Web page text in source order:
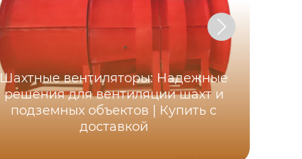
Шахтные вентиляторы: Надежные
решения для вентиляции шахт и
подземных объектов | Купить с
доставкой